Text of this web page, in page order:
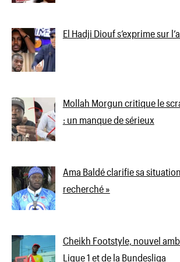
El Hadji Diouf s’exprime sur
Mollah Morgun critique le
: un manque de sérieux
Ama Baldé clarifie sa
recherché »
Cheikh Footstyle, nouvel
Ligue 1 et de la Bundesliga